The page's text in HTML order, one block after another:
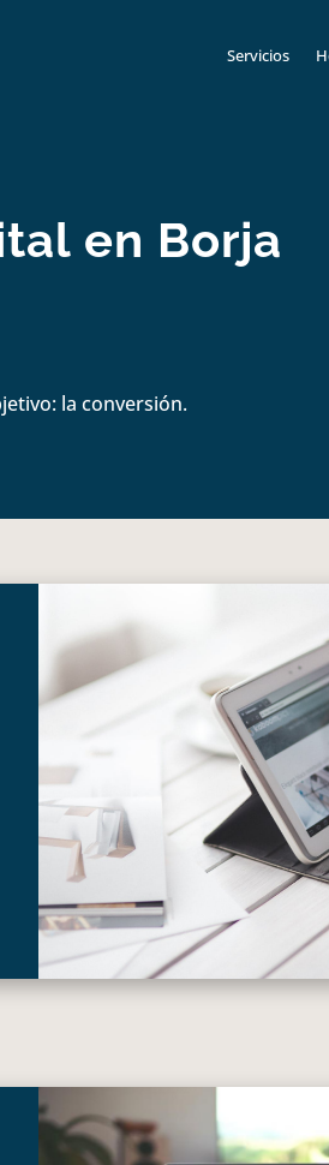
Servicios
en Borja
la conversión.